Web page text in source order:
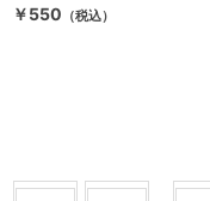
￥550 （税込）